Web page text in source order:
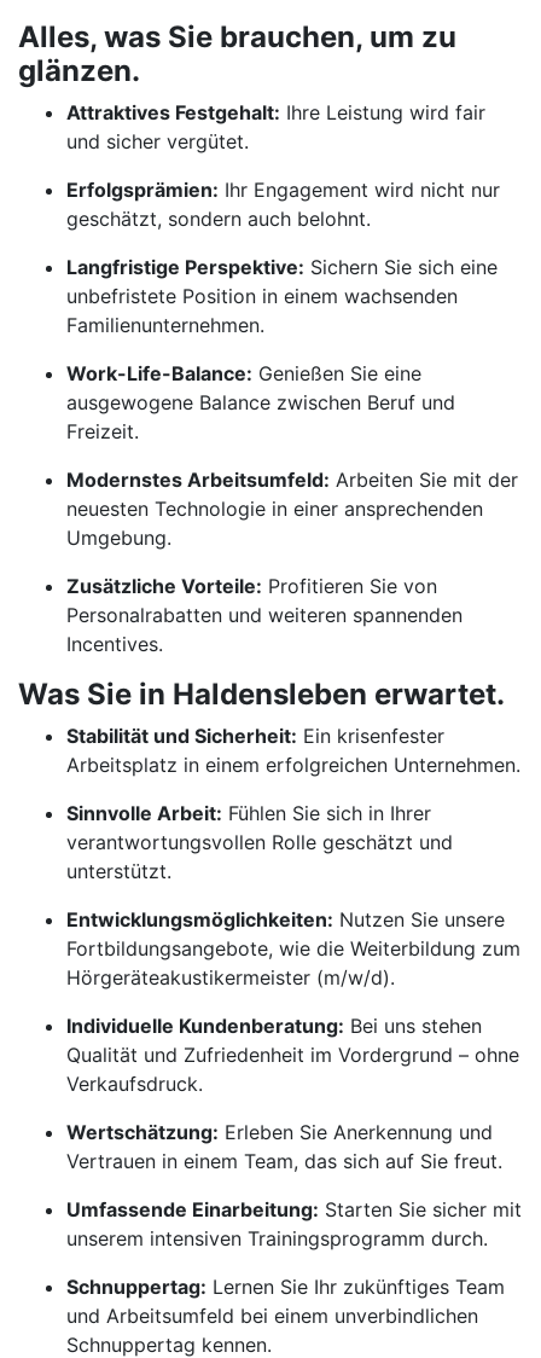
Alles, was Sie brauchen, um zu
glänzen.
Attraktives Festgehalt: Ihre Leistung wird fair
und sicher vergütet.
Erfolgsprämien: Ihr Engagement wird nicht nur
geschätzt, sondern auch belohnt.
Langfristige Perspektive: Sichern Sie sich eine
unbefristete Position in einem wachsenden
Familienunternehmen.
Work-Life-Balance: Genießen Sie eine
ausgewogene Balance zwischen Beruf und
Freizeit.
Modernstes Arbeitsumfeld: Arbeiten Sie mit der
neuesten Technologie in einer ansprechenden
Umgebung.
Zusätzliche Vorteile: Profitieren Sie von
Personalrabatten und weiteren spannenden
Incentives.
Was Sie in Haldensleben erwartet.
Stabilität und Sicherheit: Ein krisenfester
Arbeitsplatz in einem erfolgreichen Unternehmen.
Sinnvolle Arbeit: Fühlen Sie sich in Ihrer
verantwortungsvollen Rolle geschätzt und
unterstützt.
Entwicklungsmöglichkeiten: Nutzen Sie unsere
Fortbildungsangebote, wie die Weiterbildung zum
Hörgeräteakustikermeister (m/w/d).
Individuelle Kundenberatung: Bei uns stehen
Qualität und Zufriedenheit im Vordergrund – ohne
Verkaufsdruck.
Wertschätzung: Erleben Sie Anerkennung und
Vertrauen in einem Team, das sich auf Sie freut.
Umfassende Einarbeitung: Starten Sie sicher mit
unserem intensiven Trainingsprogramm durch.
Schnuppertag: Lernen Sie Ihr zukünftiges Team
und Arbeitsumfeld bei einem unverbindlichen
Schnuppertag kennen.